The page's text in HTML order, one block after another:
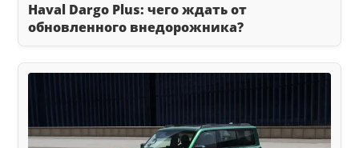
Haval Dargo Plus: чего ждать от
обновленного внедорожника?